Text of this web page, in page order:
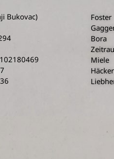
Bukovac)
Foster
Bora
Miele
Häcker